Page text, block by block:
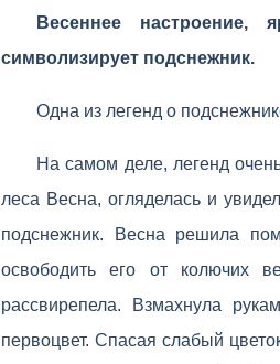
Весеннее настроение,
символизирует подснежник.
Одна из легенд о
На самом деле, легенд
леса Весна, огляделась и
подснежник. Весна решила
освободить его от колючих
рассвирепела. Взмахнула
первоцвет. Спасая слабый